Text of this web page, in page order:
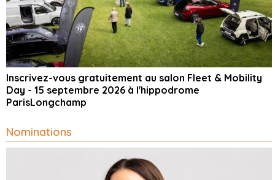
Inscrivez-vous gratuitement au salon Fleet & Mobility
Day - 15 septembre 2026 à l'hippodrome
ParisLongchamp
Nominations